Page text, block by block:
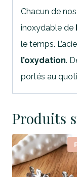
Chacun de
inoxydable de
le temps.
l’oxydation.
portés au
Produits